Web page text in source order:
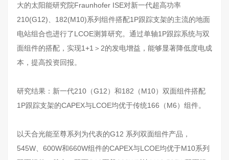
大的太阳能研究院Fraunhofer ISE对新一代超高功率
210(G12)、182(M10)系列组件搭配1P跟踪支架的主流的地面
电站组合也进行了LCOE测算研究。通过单轴1P跟踪系统与双
面组件的搭配，实现1+1＞2的发电增益，能够显著降低度电成
本，提高投资回报。
研究结果：新一代210（G12）和182（M10）双面组件搭配
1P跟踪支架的CAPEX与LCOE均优于传统166（M6）组件。
以天合光能至尊系列为代表的G12 系列双面组件产品，
545W、600W和660W组件的CAPEX与LCOE均优于M10系列